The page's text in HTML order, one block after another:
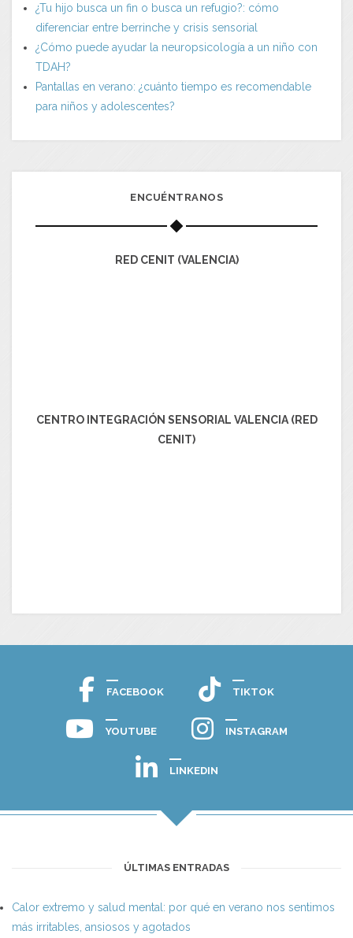
¿Tu hijo busca un fin o busca un refugio?: cómo
diferenciar entre berrinche y crisis sensorial
¿Cómo puede ayudar la neuropsicología a un niño con
TDAH?
Pantallas en verano: ¿cuánto tiempo es recomendable
para niños y adolescentes?
ENCUÉNTRANOS
RED CENIT (VALENCIA)
CENTRO INTEGRACIÓN SENSORIAL VALENCIA (RED
CENIT)
FACEBOOK TIKTOK
YOUTUBE INSTAGRAM
LINKEDIN
ÚLTIMAS ENTRADAS
Calor extremo y salud mental: por qué en verano nos sentimos
más irritables, ansiosos y agotados